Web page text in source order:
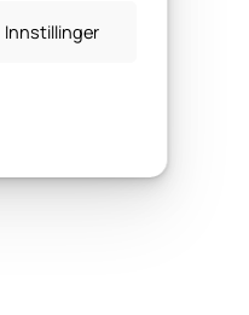
Innstillinger